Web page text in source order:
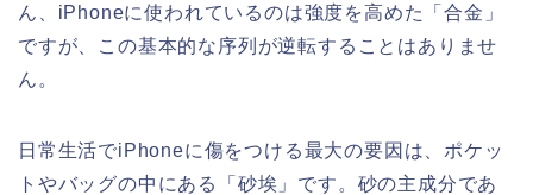
ん、iPhoneに使われているのは強度を高めた「合金」
ですが、この基本的な序列が逆転することはありませ
ん。
日常生活でiPhoneに傷をつける最大の要因は、ポケッ
トやバッグの中にある「砂埃」です。砂の主成分であ